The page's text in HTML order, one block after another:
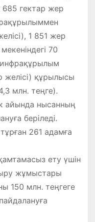
гектар жер
1 851 жер
70
инфрақұрылым
желісі) құрылысы
млн. теңге).
айында нысанның
беріледі.
261 адамға
ету үшін
жұмыстары
150 млн. теңгеге